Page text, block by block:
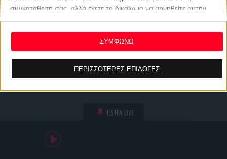
συγκατάθεσή σας, αλλά έχετε το δικαίωμα να αρνηθείτε αυτήν
ανακαλέσετε τη συγκατάθεσή σας ανά πάσα στιγμή
επιστρέφοντας σε αυτόν τον ιστότοπο και κάνοντας κλικ στο
κουμπί "Απορρήτου" στο κάτω μέρος της ιστοσελίδας.
ΠΕΡΙΣΣΟΤΕΡΕΣ ΕΠΙΛΟΓΕΣ
ΣΥΜΦΩΝΩ
LISTEN LIVE